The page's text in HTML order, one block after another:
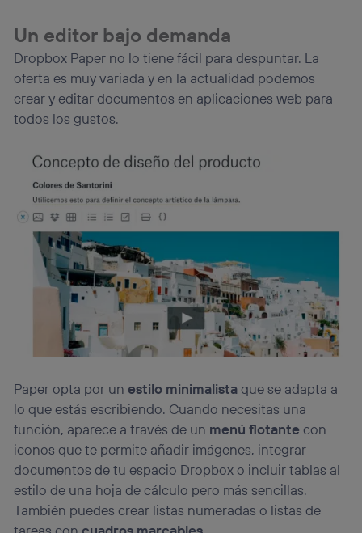
Un editor bajo demanda
Dropbox Paper no lo tiene fácil para despuntar. La
oferta es muy variada y en la actualidad podemos
crear y editar documentos en aplicaciones web para
todos los gustos.
Paper opta por unestilo minimalistaque se adapta a
lo que estás escribiendo. Cuando necesitas una
función, aparece a través de un menú flotante con
iconos que te permite añadir imágenes, integrar
documentos de tu espacio Dropbox o incluir tablas al
estilo de una hoja de cálculo pero más sencillas.
También puedes crear listas numeradas o listas de